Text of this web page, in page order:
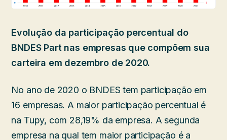
Evolução da participação percentual do
BNDES Part nas empresas que compõem sua
carteira em dezembro de 2020.
No ano de 2020 o BNDES tem participação em
16 empresas. A maior participação percentual é
na Tupy, com 28,19% da empresa. A segunda
empresa na qual tem maior participação é a